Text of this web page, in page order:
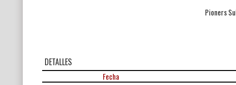
Pioners
DETALLES
Fecha